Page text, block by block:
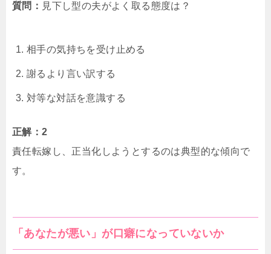
質問： 見下し型の夫がよく取る態度は？
相手の気持ちを受け止める
謝るより言い訳する
対等な対話を意識する
正解：2
責任転嫁し、正当化しようとするのは典型的な傾向で
す。
「あなたが悪い」が口癖になっていないか